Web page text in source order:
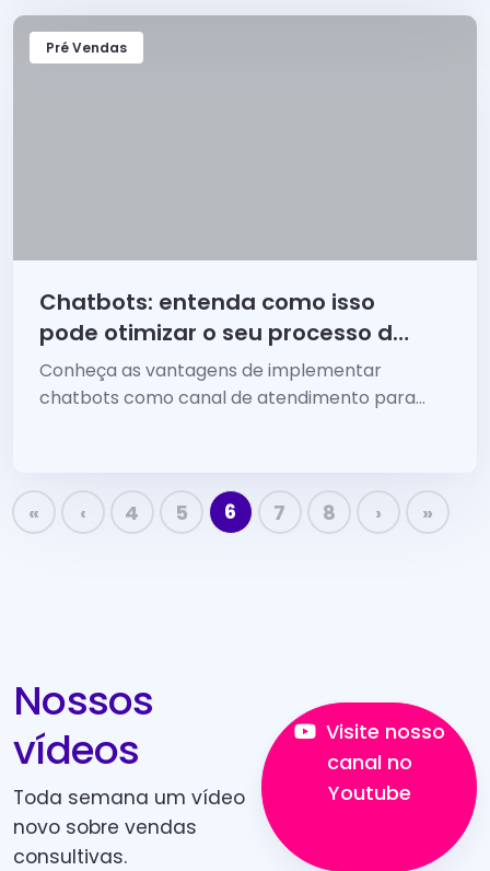
Pré Vendas
Chatbots: entenda como isso
pode otimizar o seu processo de
vendas
Conheça as vantagens de implementar
chatbots como canal de atendimento para
« ‹ 4 5 6 7 8 › »
Nossos
vídeos
Toda semana um vídeo
novo sobre vendas
consultivas.
Visite nosso
canal no
Youtube